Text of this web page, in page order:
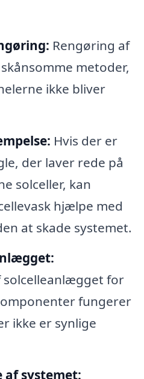
Rengøring af
metoder,
ikke bliver
Hvis der er
der laver rede på
solceller, kan
hjælpe med
at skade systemet.
solcelleanlægget for
fungerer
ikke er synlige
af systemet: